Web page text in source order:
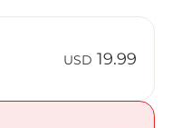
利
USD 19.99